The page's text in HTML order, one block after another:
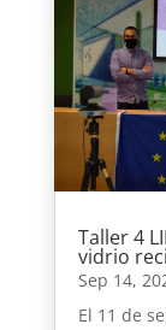
Taller 4
vidrio
Sep 14,
El 11 de